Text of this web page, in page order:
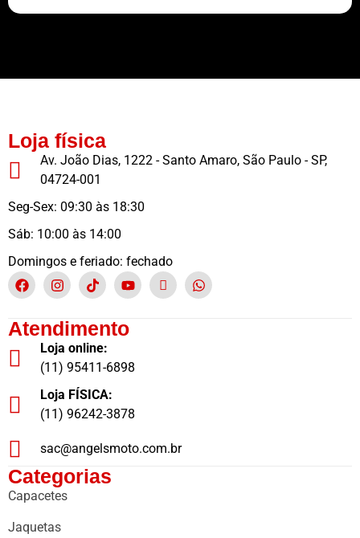
Loja física
Av. João Dias, 1222 - Santo Amaro, São Paulo - SP,
04724-001
Seg-Sex: 09:30 às 18:30
Sáb: 10:00 às 14:00
Domingos e feriado: fechado
Atendimento
Loja online:
(11) 95411-6898
Loja FÍSICA:
(11) 96242-3878
sac@angelsmoto.com.br
Categorias
Capacetes
Jaquetas